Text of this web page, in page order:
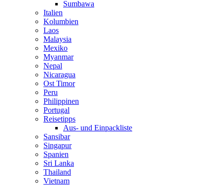
Sumbawa
Italien
Kolumbien
Laos
Malaysia
Mexiko
Myanmar
Nepal
Nicaragua
Ost Timor
Peru
Philippinen
Portugal
Reisetipps
Aus- und Einpackliste
Sansibar
Singapur
Spanien
Sri Lanka
Thailand
Vietnam